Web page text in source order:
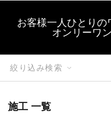
お客様一人ひとりの
オンリーワ
絞り込み検索
施工 一覧